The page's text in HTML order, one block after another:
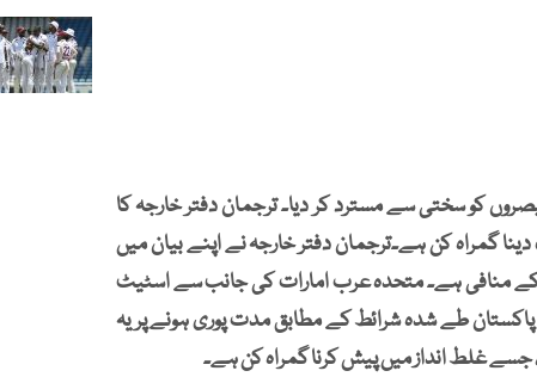
کو سختی سے مسترد کر دیا۔ ترجمان دفتر خارجہ کا
گمراہ کن ہے۔ترجمان دفتر خارجہ نے اپنے بیان میں
کے منافی ہے۔ متحدہ عرب امارات کی جانب سے اسٹیٹ
طے شدہ شرائط کے مطابق مدت پوری ہونے پر یہ
جسے غلط انداز میں پیش کرنا گمراہ کن ہے۔